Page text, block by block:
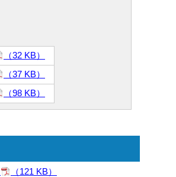
（32 KB）
（37 KB）
（98 KB）
（121 KB）